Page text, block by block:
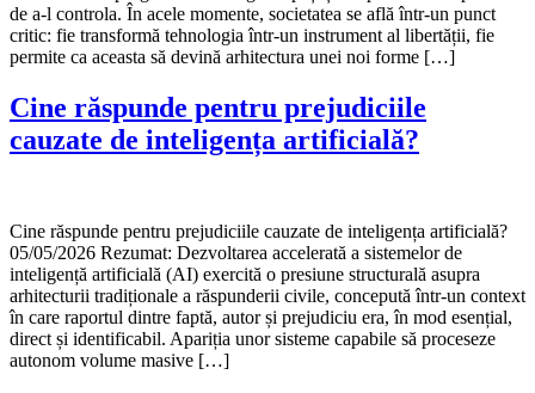
de a-l controla. În acele momente, societatea se află într-un punct
critic: fie transformă tehnologia într-un instrument al libertății, fie
permite ca aceasta să devină arhitectura unei noi forme […]
Cine răspunde pentru prejudiciile
cauzate de inteligența artificială?
Cine răspunde pentru prejudiciile cauzate de inteligența artificială?
05/05/2026 Rezumat: Dezvoltarea accelerată a sistemelor de
inteligență artificială (AI) exercită o presiune structurală asupra
arhitecturii tradiționale a răspunderii civile, concepută într-un context
în care raportul dintre faptă, autor și prejudiciu era, în mod esențial,
direct și identificabil. Apariția unor sisteme capabile să proceseze
autonom volume masive […]